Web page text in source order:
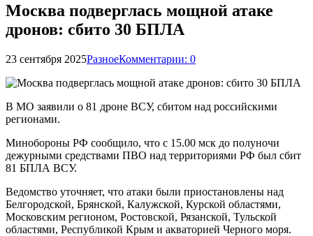
Москва подверглась мощной атаке
дронов: сбито 30 БПЛА
23 сентября 2025РазноеКомментарии: 0
В МО заявили о 81 дроне ВСУ, сбитом над российскими
регионами.
Минобороны РФ сообщило, что с 15.00 мск до полуночи
дежурными средствами ПВО над территориями РФ был сбит
81 БПЛА ВСУ.
Ведомство уточняет, что атаки были приостановлены над
Белгородской, Брянской, Калужской, Курской областями,
Московским регионом, Ростовской, Рязанской, Тульской
областями, Республикой Крым и акваторией Черного моря.